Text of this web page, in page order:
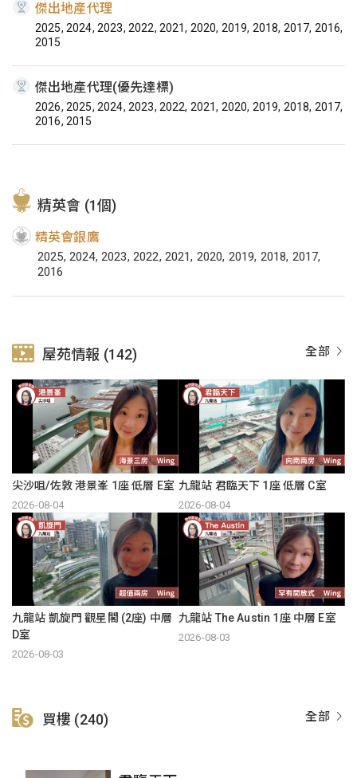
傑出地產代理
2025, 2024, 2023, 2022, 2021, 2020, 2019, 2018, 2017, 2016,
2015
傑出地產代理(優先達標)
2026, 2025, 2024, 2023, 2022, 2021, 2020, 2019, 2018, 2017,
2016, 2015
精英會 (1個)
精英會銀鷹
2025, 2024, 2023, 2022, 2021, 2020, 2019, 2018, 2017,
2016
全部
屋苑情報 (142)
尖沙咀/佐敦 港景峯 1座 低層 E室
2026-08-04
九龍站 君臨天下 1座 低層 C室
2026-08-04
九龍站 凱旋門 觀星閣 (2座) 中層
D室
2026-08-03
九龍站 The Austin 1座 中層 E室
2026-08-03
全部
買樓 (240)